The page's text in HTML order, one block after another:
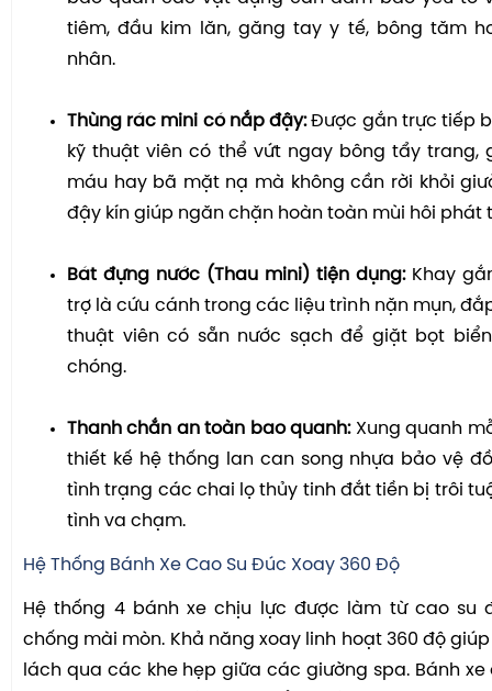
tiêm, đầu kim lăn, găng tay y tế, bông tăm
nhân.
Thùng rác mini có nắp đậy:Được gắn trực tiếp
kỹ thuật viên có thể vứt ngay bông tẩy trang,
máu hay bã mặt nạ mà không cần rời khỏi
đậy kín giúp ngăn chặn hoàn toàn mùi hôi phát
Bát đựng nước (Thau mini) tiện dụng:Khay
trợ là cứu cánh trong các liệu trình nặn mụn,
thuật viên có sẵn nước sạch để giặt bọt
chóng.
Thanh chắn an toàn bao quanh:Xung quanh
thiết kế hệ thống lan can song nhựa bảo vệ
tình trạng các chai lọ thủy tinh đắt tiền bị trôi
tình va chạm.
Hệ Thống Bánh Xe Cao Su Đúc Xoay 360 Độ
Hệ thống 4 bánh xe chịu lực được làm từ cao su
chống mài mòn. Khả năng xoay linh hoạt 360 độ
lách qua các khe hẹp giữa các giường spa. Bánh xe